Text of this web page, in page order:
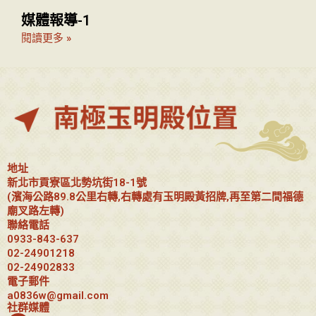
媒體報導-1
閱讀更多 »
地址
新北市貢寮區北勢坑街18-1號
(濱海公路89.8公里右轉,右轉處有玉明殿黃招牌,再至第二間福德
廟叉路左轉)
聯絡電話
0933-843-637
02-24901218
02-24902833
電子郵件
a0836w@gmail.com
社群媒體